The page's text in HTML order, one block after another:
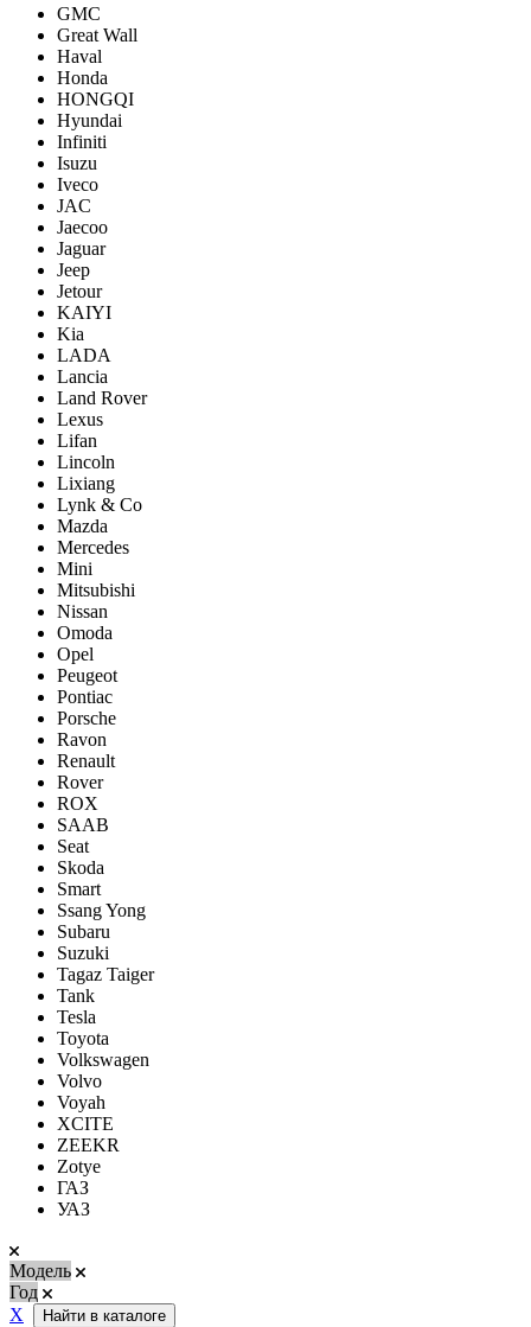
GMC
Great Wall
Haval
Honda
HONGQI
Hyundai
Infiniti
Isuzu
Iveco
JAC
Jaecoo
Jaguar
Jeep
Jetour
KAIYI
Kia
LADA
Lancia
Land Rover
Lexus
Lifan
Lincoln
Lixiang
Lynk & Co
Mazda
Mercedes
Mini
Mitsubishi
Nissan
Omoda
Opel
Peugeot
Pontiac
Porsсhe
Ravon
Renault
Rover
ROX
SAAB
Seat
Skoda
Smart
Ssang Yong
Subaru
Suzuki
Tagaz Taiger
Tank
Tesla
Toyota
Volkswagen
Volvo
Voyah
XCITE
ZEEKR
Zotye
ГАЗ
УАЗ
Модель
Год
Х
Найти в каталоге